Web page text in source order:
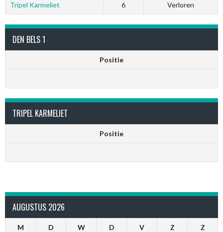
Tripel Karmeliet 6 Verloren
DEN BELS 1
Positie
TRIPEL KARMELIET
Positie
AUGUSTUS 2026
M D W D V Z Z